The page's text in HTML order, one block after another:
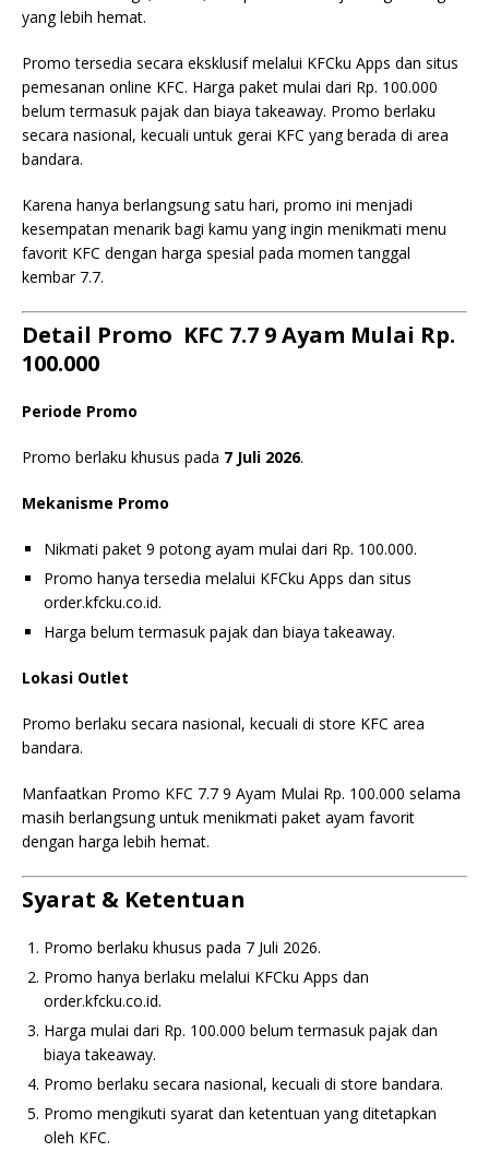
yang lebih hemat.
Promo tersedia secara eksklusif melalui KFCku Apps dan situs
pemesanan online KFC. Harga paket mulai dari Rp. 100.000
belum termasuk pajak dan biaya takeaway. Promo berlaku
secara nasional, kecuali untuk gerai KFC yang berada di area
bandara.
Karena hanya berlangsung satu hari, promo ini menjadi
kesempatan menarik bagi kamu yang ingin menikmati menu
favorit KFC dengan harga spesial pada momen tanggal
kembar 7.7.
Detail Promo KFC 7.7 9 Ayam Mulai Rp.
100.000
Periode Promo
Promo berlaku khusus pada 7 Juli 2026.
Mekanisme Promo
Nikmati paket 9 potong ayam mulai dari Rp. 100.000.
Promo hanya tersedia melalui KFCku Apps dan situs
order.kfcku.co.id.
Harga belum termasuk pajak dan biaya takeaway.
Lokasi Outlet
Promo berlaku secara nasional, kecuali di store KFC area
bandara.
Manfaatkan Promo KFC 7.7 9 Ayam Mulai Rp. 100.000 selama
masih berlangsung untuk menikmati paket ayam favorit
dengan harga lebih hemat.
Syarat & Ketentuan
Promo berlaku khusus pada 7 Juli 2026.
Promo hanya berlaku melalui KFCku Apps dan
order.kfcku.co.id.
Harga mulai dari Rp. 100.000 belum termasuk pajak dan
biaya takeaway.
Promo berlaku secara nasional, kecuali di store bandara.
Promo mengikuti syarat dan ketentuan yang ditetapkan
oleh KFC.